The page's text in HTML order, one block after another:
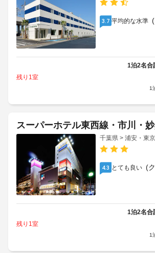
3.7 平均的な水準
1泊2名合
残り1室
1
スーパーホテル東西線・市川・
千葉県 > 浦安・東
4.3 とても良い (
1泊2名合
残り1室
1